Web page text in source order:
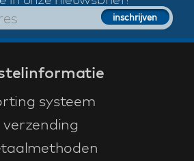
systeem
verzending